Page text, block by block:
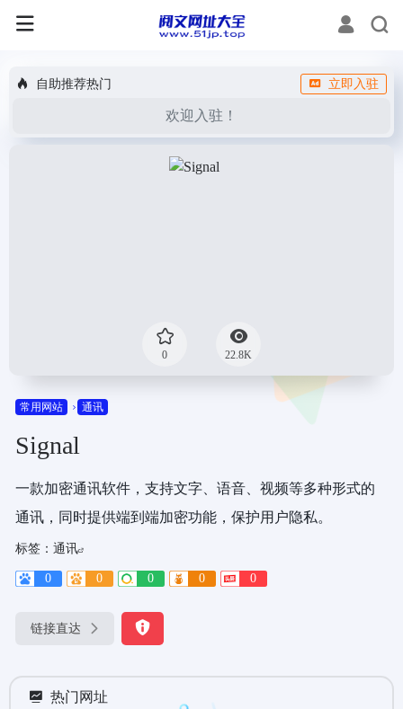
自助推荐热门 立即入驻
欢迎入驻！
0 22.8K
常用网站 通讯
Signal
一款加密通讯软件，支持文字、语音、视频等多种形式的
通讯，同时提供端到端加密功能，保护用户隐私。
标签： 通讯
0 0 0 0 0
链接直达
热门网址